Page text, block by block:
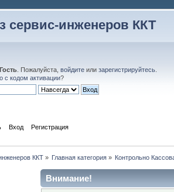
сервис-инженеров ККТ
Гость. Пожалуйста, войдитеили зарегистрируйтесь.
с кодом активации?
Вход Регистрация
ККТ» Главная категория » Контрольно
Внимание!